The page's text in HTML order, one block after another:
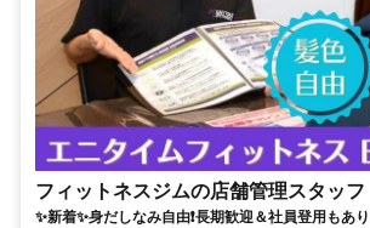
フィットネスジムの店舗管理スタッフ
✨新着✨身だしなみ自由❗長期歓迎＆社員登用もあ